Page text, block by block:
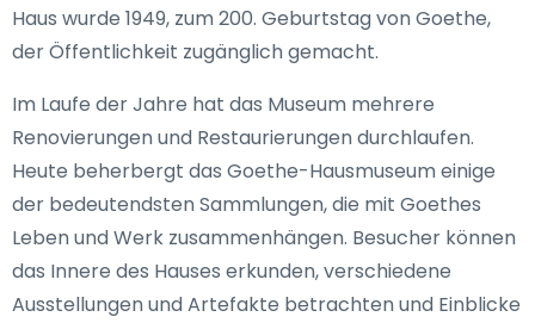
Haus wurde 1949, zum 200. Geburtstag von Goethe,
der Öffentlichkeit zugänglich gemacht.
Im Laufe der Jahre hat das Museum mehrere
Renovierungen und Restaurierungen durchlaufen.
Heute beherbergt das Goethe-Hausmuseum einige
der bedeutendsten Sammlungen, die mit Goethes
Leben und Werk zusammenhängen. Besucher können
das Innere des Hauses erkunden, verschiedene
Ausstellungen und Artefakte betrachten und Einblicke